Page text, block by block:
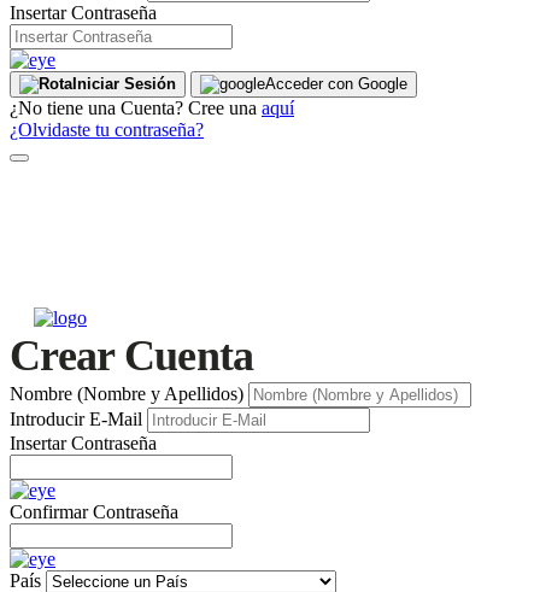
Insertar Contraseña
Iniciar Sesión Acceder con Google
¿No tiene una Cuenta? Cree una aquí
¿Olvidaste tu contraseña?
Crear Cuenta
Nombre (Nombre y Apellidos)
Introducir E-Mail
Insertar Contraseña
Confirmar Contraseña
País